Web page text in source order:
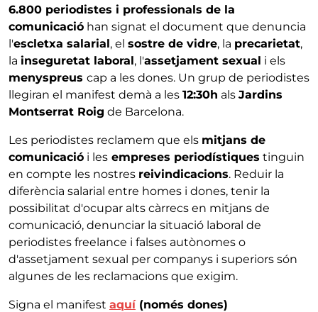
6.800 periodistes i professionals de la
comunicació han signat el document que denuncia
l'escletxa salarial, el sostre de vidre, la precarietat,
la inseguretat laboral, l'assetjament sexual i els
menyspreus cap a les dones. Un grup de periodistes
llegiran el manifest demà a les 12:30h als Jardins
Montserrat Roig de Barcelona.
Les periodistes reclamem que els mitjans de
comunicació i les empreses periodístiques tinguin
en compte les nostres reivindicacions. Reduir la
diferència salarial entre homes i dones, tenir la
possibilitat d'ocupar alts càrrecs en mitjans de
comunicació, denunciar la situació laboral de
periodistes freelance i falses autònomes o
d'assetjament sexual per companys i superiors són
algunes de les reclamacions que exigim.
Signa el manifest aquí(només dones)